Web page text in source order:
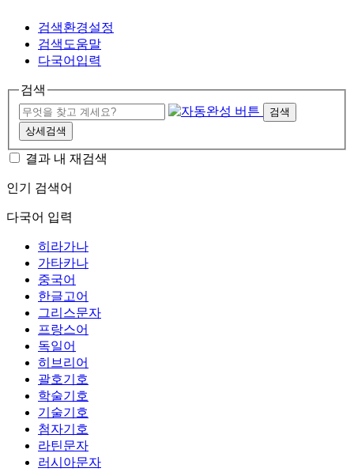
검색환경설정
검색도움말
다국어입력
검색
검색
상세검색
결과 내 재검색
인기 검색어
다국어 입력
히라가나
가타카나
중국어
한글고어
그리스문자
프랑스어
독일어
히브리어
괄호기호
학술기호
기술기호
첨자기호
라틴문자
러시아문자